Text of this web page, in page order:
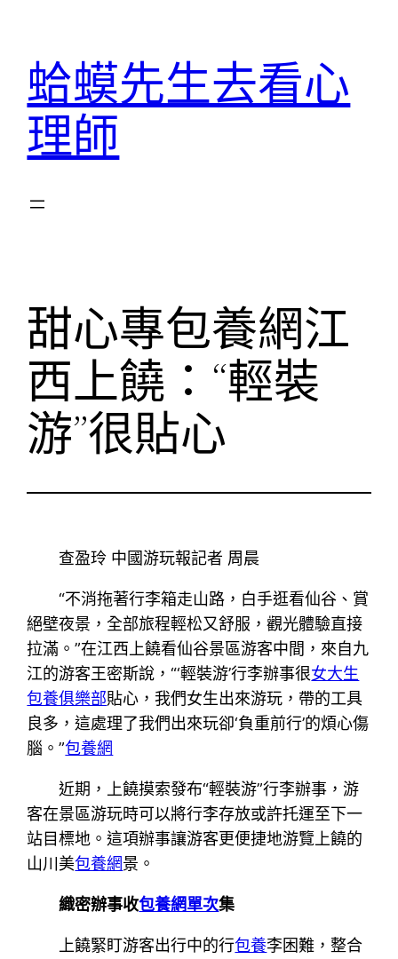
蛤蟆先生去看心
理師
甜心專包養網江
西上饒：“輕裝
游”很貼心
查盈玲 中國游玩報記者 周晨
“不消拖著行李箱走山路，白手逛看仙谷、賞
絕壁夜景，全部旅程輕松又舒服，觀光體驗直接
拉滿。”在江西上饒看仙谷景區游客中間，來自九
江的游客王密斯說，“‘輕裝游’行李辦事很女大生
包養俱樂部貼心，我們女生出來游玩，帶的工具
良多，這處理了我們出來玩卻‘負重前行’的煩心傷
腦。”包養網
近期，上饒摸索發布“輕裝游”行李辦事，游
客在景區游玩時可以將行李存放或許托運至下一
站目標地。這項辦事讓游客更便捷地游覽上饒的
山川美包養網景。
織密辦事收包養網單次集
上饒緊盯游客出行中的行包養李困難，整合